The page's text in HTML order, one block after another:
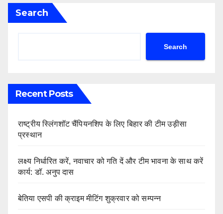
Search
Search
Recent Posts
राष्ट्रीय स्लिंगशॉट चैंपियनशिप के लिए बिहार की टीम उड़ीसा
प्रस्थान
लक्ष्य निर्धारित करें, नवाचार को गति दें और टीम भावना के साथ करें
कार्य: डॉ. अनुप दास
बेतिया एसपी की क्राइम मीटिंग शुक्रवार को सम्पन्न